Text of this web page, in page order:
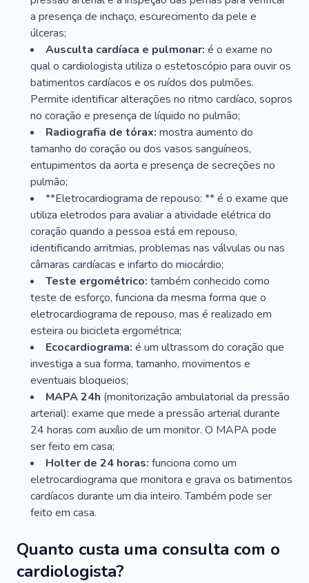
a presença de inchaço, escurecimento da pele e
úlceras;
Ausculta cardíaca e pulmonar: é o exame no
qual o cardiologista utiliza o estetoscópio para ouvir os
batimentos cardíacos e os ruídos dos pulmões.
Permite identificar alterações no ritmo cardíaco, sopros
no coração e presença de líquido no pulmão;
Radiografia de tórax: mostra aumento do
tamanho do coração ou dos vasos sanguíneos,
entupimentos da aorta e presença de secreções no
pulmão;
**Eletrocardiograma de repouso: ** é o exame que
utiliza eletrodos para avaliar a atividade elétrica do
coração quando a pessoa está em repouso,
identificando arritmias, problemas nas válvulas ou nas
câmaras cardíacas e infarto do miocárdio;
Teste ergométrico: também conhecido como
teste de esforço, funciona da mesma forma que o
eletrocardiograma de repouso, mas é realizado em
esteira ou bicicleta ergométrica;
Ecocardiograma: é um ultrassom do coração que
investiga a sua forma, tamanho, movimentos e
eventuais bloqueios;
MAPA 24h (monitorização ambulatorial da pressão
arterial): exame que mede a pressão arterial durante
24 horas com auxílio de um monitor. O MAPA pode
ser feito em casa;
Holter de 24 horas: funciona como um
eletrocardiograma que monitora e grava os batimentos
cardíacos durante um dia inteiro. Também pode ser
feito em casa.
Quanto custa uma consulta com o
cardiologista?